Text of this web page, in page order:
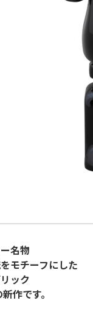
名物
モチーフにした
ック
作です。